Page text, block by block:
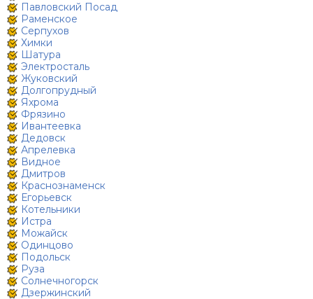
Павловский Посад
Раменское
Серпухов
Химки
Шатура
Электросталь
Жуковский
Долгопрудный
Яхрома
Фрязино
Ивантеевка
Дедовск
Апрелевка
Видное
Дмитров
Краснознаменск
Егорьевск
Котельники
Истра
Можайск
Одинцово
Подольск
Руза
Солнечногорск
Дзержинский